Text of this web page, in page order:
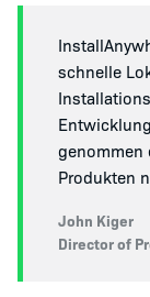
schnelle
genommen
Produkten
John Kiger
Director of